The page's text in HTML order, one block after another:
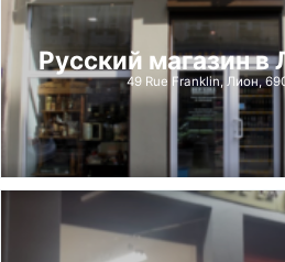
Русский магазин в
49 Rue Franklin, Лион,